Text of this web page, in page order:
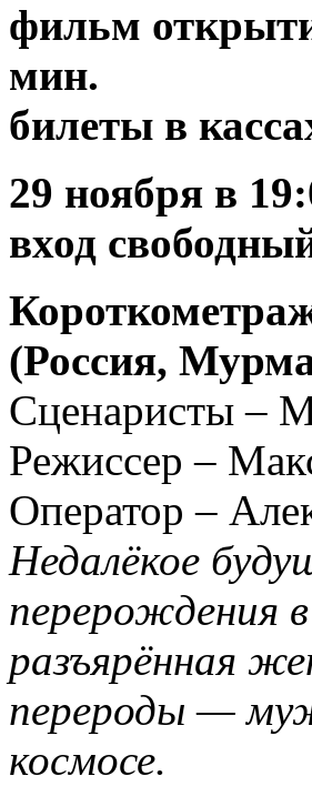
фильм
билеты в
29 ноября в
вход
(Россия,
Сценаристы –
Режиссер –
Оператор –
Недалёкое
перерождения
разъярённая
перероды —
космосе.